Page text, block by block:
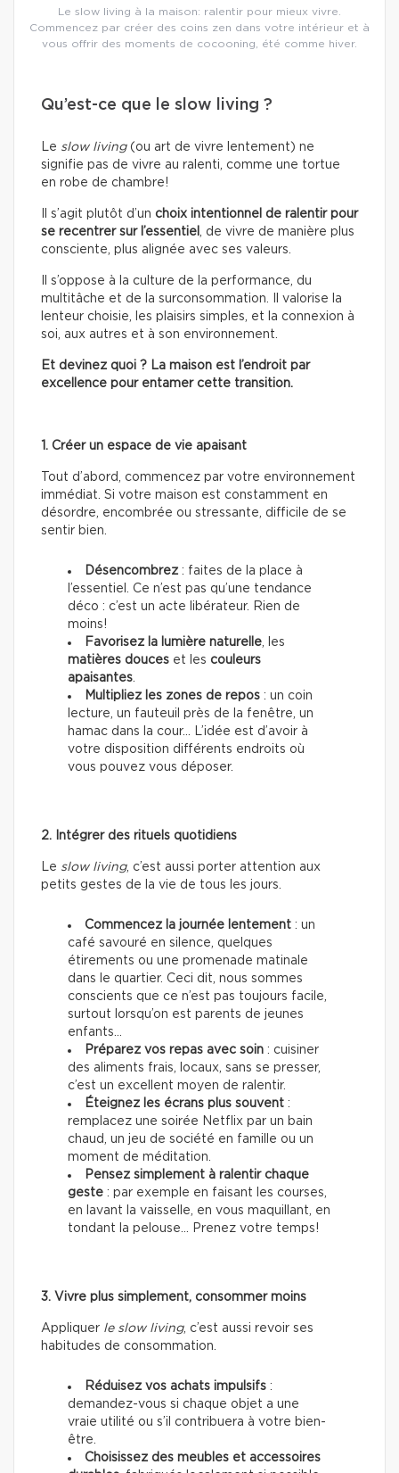
Le slow living à la maison: ralentir pour mieux vivre.
Commencez par créer des coins zen dans votre intérieur et à
vous offrir des moments de cocooning, été comme hiver.
Qu’est-ce que le slow living ?
Le slow living(ou art de vivre lentement) ne
signifie pas de vivre au ralenti, comme une tortue
en robe de chambre!
Il s’agit plutôt d’un choix intentionnel de ralentir pour
se recentrer sur l’essentiel
, de vivre de manière plus
consciente, plus alignée avec ses valeurs.
Il s’oppose à la culture de la performance, du
multitâche et de la surconsommation. Il valorise la
lenteur choisie, les plaisirs simples, et la connexion à
soi, aux autres et à son environnement.
Et devinez quoi ? La maison est l’endroit par
excellence pour entamer cette transition.
1. Créer un espace de vie apaisant
Tout d’abord, commencez par votre environnement
immédiat. Si votre maison est constamment en
désordre, encombrée ou stressante, difficile de se
sentir bien.
Désencombrez : faites de la place à
l’essentiel. Ce n’est pas qu’une tendance
déco : c’est un acte libérateur. Rien de
moins!
Favorisez la lumière naturelle , les
matières douces et les couleurs
apaisantes
Multipliez les zones de repos : un coin
lecture, un fauteuil près de la fenêtre, un
hamac dans la cour… L’idée est d’avoir à
votre disposition différents endroits où
vous pouvez vous déposer.
2. Intégrer des rituels quotidiens
Le slow living, c’est aussi porter attention aux
petits gestes de la vie de tous les jours.
Commencez la journée lentement : un
café savouré en silence, quelques
étirements ou une promenade matinale
dans le quartier. Ceci dit, nous sommes
conscients que ce n’est pas toujours facile,
surtout lorsqu’on est parents de jeunes
enfants…
Préparez vos repas avec soin : cuisiner
des aliments frais, locaux, sans se presser,
c’est un excellent moyen de ralentir.
Éteignez les écrans plus souvent :
remplacez une soirée Netflix par un bain
chaud, un jeu de société en famille ou un
moment de méditation.
Pensez simplement à ralentir chaque
geste : par exemple en faisant les courses,
en lavant la vaisselle, en vous maquillant, en
tondant la pelouse… Prenez votre temps!
3. Vivre plus simplement, consommer moins
Appliquer le slow living, c’est aussi revoir ses
habitudes de consommation.
Réduisez vos achats impulsifs :
demandez-vous si chaque objet a une
vraie utilité ou s’il contribuera à votre bien-
être.
Choisissez des meubles et accessoires